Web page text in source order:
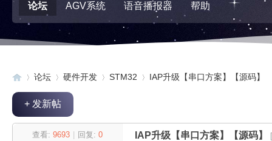
论坛 AGV系统 语音播报器 帮助
论坛 硬件开发 STM32 IAP升级【串口方案】【源码】
+ 发新帖
查看: 9693 回复: 0 IAP升级【串口方案】【源码】